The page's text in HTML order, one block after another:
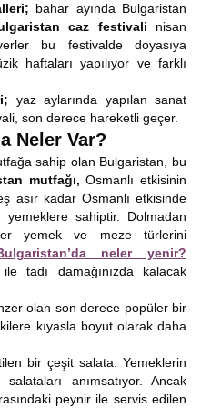
bahar ayında Bulgaristan
caz festivali nisan
bu festivalde doyasıya
haftaları yapılıyor ve farklı
yaz aylarında yapılan sanat
son derece hareketli geçer.
Neler Var?
sahip olan Bulgaristan, bu
mutfağı,Osmanlı etkisinin
asır kadar Osmanlı etkisinde
sahiptir. Dolmadan
yemek ve meze türlerini
neler yenir?
tadı damağınızda kalacak
olan son derece popüler bir
kıyasla boyut olarak daha
bir çeşit salata. Yemeklerin
anımsatıyor. Ancak
peynir ile servis edilen